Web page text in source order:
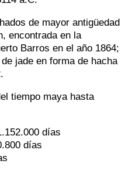
de mayor antigüedad
encontrada en la
Barros en el año 1864;
jade en forma de hacha
tiempo maya hasta
días
días